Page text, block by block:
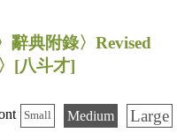
辭典附錄〉Revised
[八斗才]
Small Medium Large